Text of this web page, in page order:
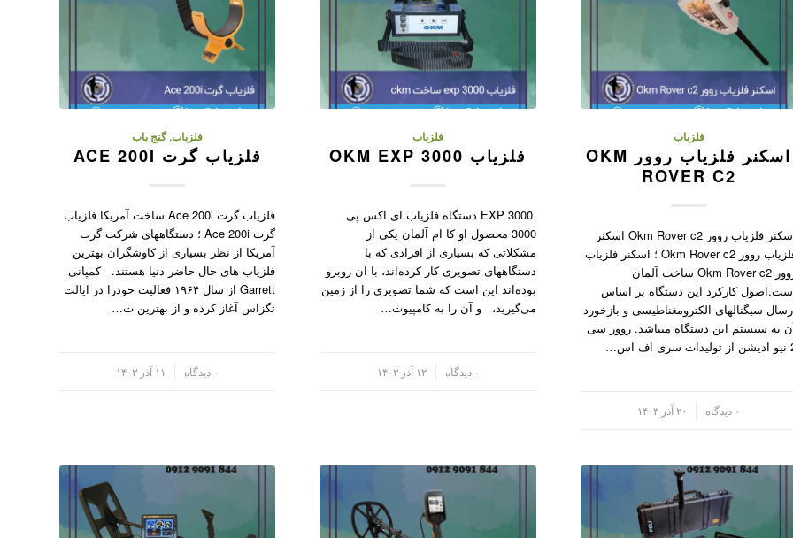
فلزیاب
اسکنر فلزیاب روور OKM
ROVER C2
اسکنر فلزیاب روور Okm Rover c2 اسکنر
فلزیاب روور Okm Rover c2 ؛ اسکنر فلزیاب
روور Okm Rover c2 ساخت آلمان
کارکرد این دستگاه بر اساس
سیگنالهای الکترومغناطیسی و بازخورد
به سیستم این دستگاه میباشد. روور سی
اف اس…
۰ دیدگاه ۲۰ آذر ۱۴۰۳
فلزیاب
فلزیاب OKM EXP 3000
EXP 3000 دستگاه فلزیاب ای اکس پی
3000 محصول او کا ام آلمان یکی از
مشکلاتی که بسیاری از افرادی که با
دستگاههای تصویری کار کرده‌اند، با آن روبرو
بوده‌اند این است که شما تصویری را از زمین
می‌گیرید، و آن را به کامپیو‌ت…
۰ دیدگاه ۱۲ آذر ۱۴۰۳
فلزیاب,گنج یاب
فلزیاب گرت ACE 200I
فلزیاب گرت Ace 200i ساخت آمریکا فلزیاب
گرت Ace 200i ؛ دستگاههای شرکت گرت
آمریکا از نظر بسیاری از کاوشگران بهترین
فلزیاب های حال حاضر دنیا هستند. کمپانی
Garrett از سال ۱۹۶۴ فعالیت خودرا در ایالت
تگزاس آغاز کرده و از بهترین ت…
۰ دیدگاه ۱۱ آذر ۱۴۰۳